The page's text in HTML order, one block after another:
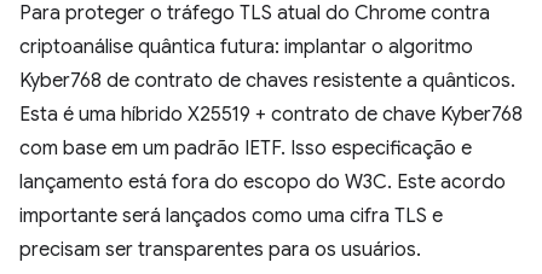
Para proteger o tráfego TLS atual do Chrome contra
criptoanálise quântica futura: implantar o algoritmo
Kyber768 de contrato de chaves resistente a quânticos.
Esta é uma híbrido X25519 + contrato de chave Kyber768
com base em um padrão IETF. Isso especificação e
lançamento está fora do escopo do W3C. Este acordo
importante será lançados como uma cifra TLS e
precisam ser transparentes para os usuários.